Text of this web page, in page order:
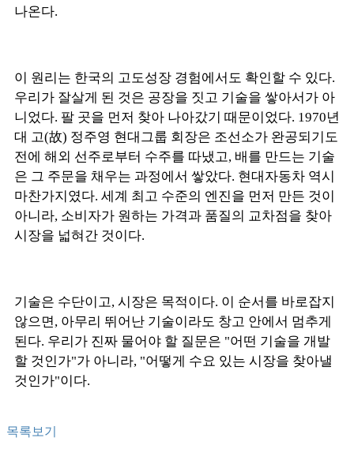
나온다.
이 원리는 한국의 고도성장 경험에서도 확인할 수 있다.
우리가 잘살게 된 것은 공장을 짓고 기술을 쌓아서가 아
니었다. 팔 곳을 먼저 찾아 나아갔기 때문이었다. 1970년
대 고(故) 정주영 현대그룹 회장은 조선소가 완공되기도
전에 해외 선주로부터 수주를 따냈고, 배를 만드는 기술
은 그 주문을 채우는 과정에서 쌓았다. 현대자동차 역시
마찬가지였다. 세계 최고 수준의 엔진을 먼저 만든 것이
아니라, 소비자가 원하는 가격과 품질의 교차점을 찾아
시장을 넓혀간 것이다.
기술은 수단이고, 시장은 목적이다. 이 순서를 바로잡지
않으면, 아무리 뛰어난 기술이라도 창고 안에서 멈추게
된다. 우리가 진짜 물어야 할 질문은 "어떤 기술을 개발
할 것인가"가 아니라, "어떻게 수요 있는 시장을 찾아낼
것인가"이다.
목록보기